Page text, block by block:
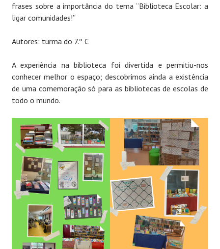
frases sobre a importância do tema “Biblioteca Escolar: a
ligar comunidades!”
Autores: turma do 7.º C
A experiência na biblioteca foi divertida e permitiu-nos
conhecer melhor o espaço; descobrimos ainda a existência
de uma comemoração só para as bibliotecas de escolas de
todo o mundo.